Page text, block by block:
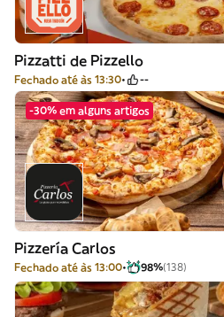
Pizzatti de Pizzello
Fechado até às 13:30 --
-30% em alguns artigos
Pizzería Carlos
Fechado até às 13:00 98%(138)